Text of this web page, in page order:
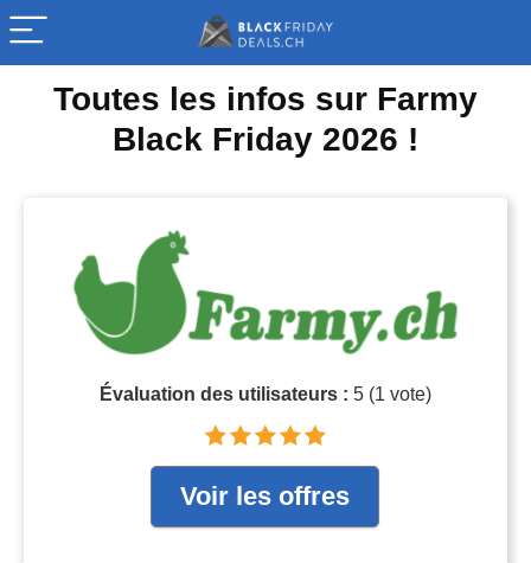
Toutes les infos sur Farmy
Black Friday 2026 !
Évaluation des utilisateurs : 5 (1 vote)
Voir les offres